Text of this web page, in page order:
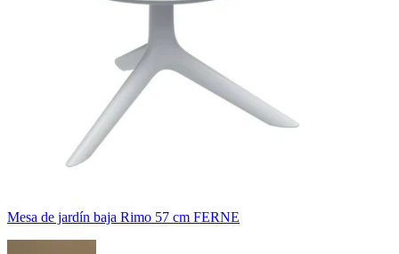
Mesa de jardín baja Rimo 57 cm FERNE